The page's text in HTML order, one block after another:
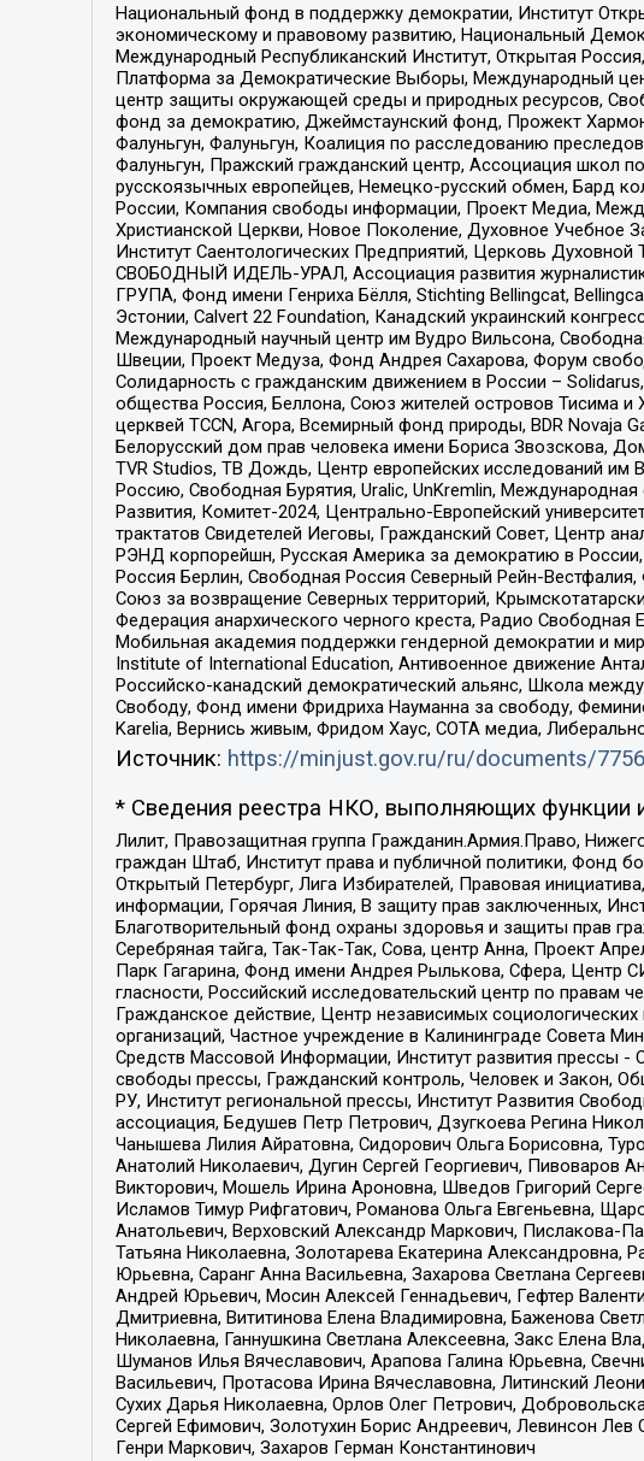
Национальный фонд в поддержку демократии, Институт
экономическому и правовому развитию, Национальный
Международный Республиканский Институт, Открытая
Платформа за Демократические Выборы, Международный
центр защиты окружающей среды и природных ресурсов,
фонд за демократию, Джеймстаунский фонд, Прожект
Фалуньгун, Фалуньгун, Коалиция по расследованию
Фалуньгун, Пражский гражданский центр, Ассоциация школ
русскоязычных европейцев, Немецко-русский обмен, Бард
России, Компания свободы информации, Проект Медиа,
Христианской Церкви, Новое Поколение, Духовное
Институт Саентологических Предприятий, Церковь
СВОБОДНЫЙ ИДЕЛЬ-УРАЛ, Ассоциация развития
ГРУПА, Фонд имени Генриха Бёлля, Stichting Bellingcat,
Эстонии, Calvert 22 Foundation, Канадский украинский
Международный научный центр им Вудро Вильсона,
Швеции, Проект Медуза, Фонд Андрея Сахарова, Форум
Солидарность с гражданским движением в России –
общества Россия, Беллона, Союз жителей островов Тисима
церквей TCCN, Агора, Всемирный фонд природы, BDR Novaja
Белорусский дом прав человека имени Бориса Звозскова,
TVR Studios, ТВ Дождь, Центр европейских исследований
Россию, Свободная Бурятия, Uralic, UnKremlin,
Развития, Комитет-2024, Центрально-Европейский
трактатов Свидетелей Иеговы, Гражданский Совет, Центр
РЭНД корпорейшн, Русская Америка за демократию в
Россия Берлин, Свободная Россия Северный Рейн-
Союз за возвращение Северных территорий,
Федерация анархического черного креста, Радио
Мобильная академия поддержки гендерной демократии и
Institute of International Education, Антивоенное движение
Российско-канадский демократический альянс, Школа
Свободу, Фонд имени Фридриха Науманна за свободу,
Karelia, Вернись живым, Фридом Хаус, СОТА медиа,
Источник: https://minjust.gov.ru/ru/documents/
* Сведения реестра НКО, выполняющих функции
Лилит, Правозащитная группа Гражданин.Армия.Право,
граждан Штаб, Институт права и публичной политики,
Открытый Петербург, Лига Избирателей, Правовая
информации, Горячая Линия, В защиту прав заключенных,
Благотворительный фонд охраны здоровья и защиты прав
Серебряная тайга, Так-Так-Так, Сова, центр Анна, Проект
Парк Гагарина, Фонд имени Андрея Рылькова, Сфера, Центр
гласности, Российский исследовательский центр по правам
Гражданское действие, Центр независимых
организаций, Частное учреждение в Калининграде Совета
Средств Массовой Информации, Институт развития прессы -
свободы прессы, Гражданский контроль, Человек и Закон,
РУ, Институт региональной прессы, Институт Развития
ассоциация, Бедушев Петр Петрович, Дзугкоева Регина
Чанышева Лилия Айратовна, Сидорович Ольга Борисовна,
Анатолий Николаевич, Дугин Сергей Георгиевич, Пивоваров
Викторович, Мошель Ирина Ароновна, Шведов Григорий
Исламов Тимур Рифгатович, Романова Ольга Евгеньевна,
Анатольевич, Верховский Александр Маркович, Пислакова-
Татьяна Николаевна, Золотарева Екатерина
Юрьевна, Саранг Анна Васильевна, Захарова Светлана
Андрей Юрьевич, Мосин Алексей Геннадьевич, Гефтер
Дмитриевна, Вититинова Елена Владимировна, Баженова
Николаевна, Ганнушкина Светлана Алексеевна, Закс Елена
Шуманов Илья Вячеславович, Арапова Галина Юрьевна,
Васильевич, Протасова Ирина Вячеславовна, Литинский
Сухих Дарья Николаевна, Орлов Олег Петрович,
Сергей Ефимович, Золотухин Борис Андреевич, Левинсон
Генри Маркович, Захаров Герман Константинович